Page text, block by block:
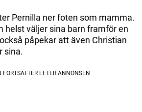
Pernilla ner foten som mamma.
helst väljer sina barn framför en
påpekar att även Christian
sina.